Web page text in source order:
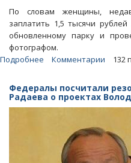
По словам женщины,
заплатить 1,5 тысячи
обновленному парку и
фотографом.
Подробнее
пожаловались
на
прогулки
Комментарии 132
Федералы посчитали
Радаева о проектах